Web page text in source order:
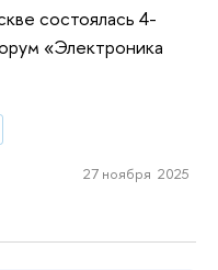
состоялась 4-
«Электроника
27 ноября 2025